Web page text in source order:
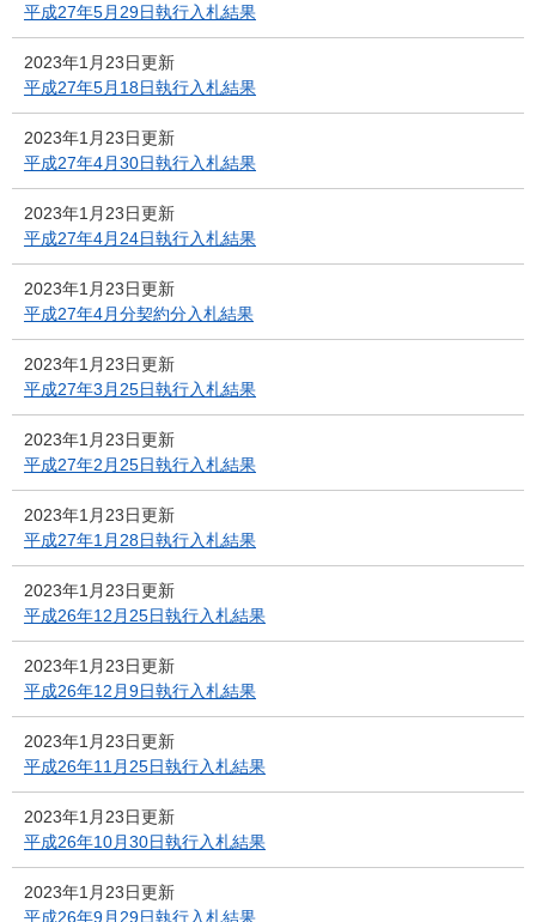
平成27年5月29日執行入札結果
2023年1月23日更新
平成27年5月18日執行入札結果
2023年1月23日更新
平成27年4月30日執行入札結果
2023年1月23日更新
平成27年4月24日執行入札結果
2023年1月23日更新
平成27年4月分契約分入札結果
2023年1月23日更新
平成27年3月25日執行入札結果
2023年1月23日更新
平成27年2月25日執行入札結果
2023年1月23日更新
平成27年1月28日執行入札結果
2023年1月23日更新
平成26年12月25日執行入札結果
2023年1月23日更新
平成26年12月9日執行入札結果
2023年1月23日更新
平成26年11月25日執行入札結果
2023年1月23日更新
平成26年10月30日執行入札結果
2023年1月23日更新
平成26年9月29日執行入札結果